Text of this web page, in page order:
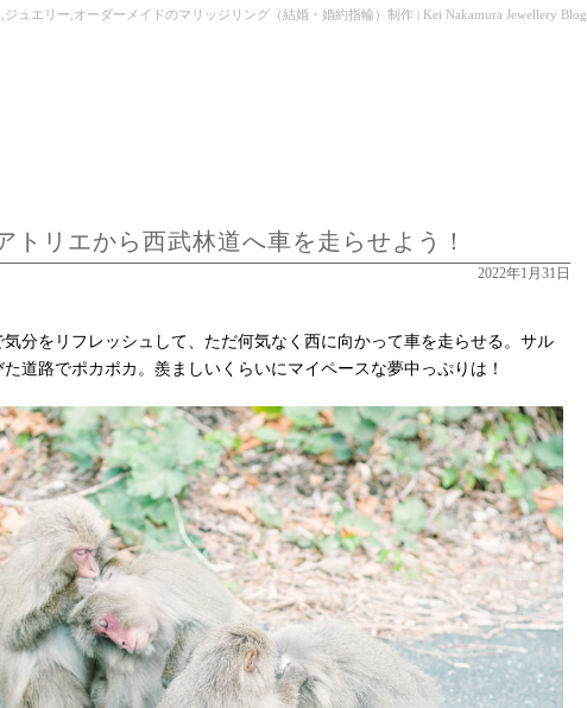
ュエリー,オーダーメイドのマリッジリング（結婚・婚約指輪）制作 | Kei Nakamura Jewellery Blog
トリエから西武林道へ車を走らせよう！
2022年1月31日
分をリフレッシュして、ただ何気なく西に向かって車を走らせる。サル
道路でポカポカ。羨ましいくらいにマイペースな夢中っぷりは！